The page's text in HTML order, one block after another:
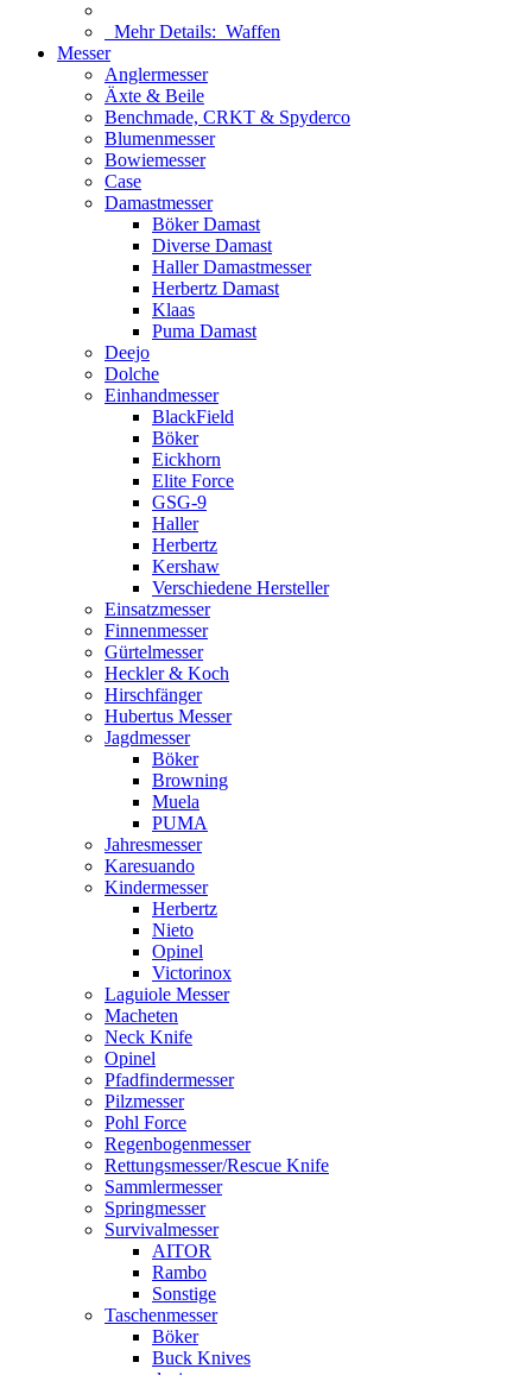
Mehr Details: Waffen
Messer
Anglermesser
Äxte & Beile
Benchmade, CRKT & Spyderco
Blumenmesser
Bowiemesser
Case
Damastmesser
Böker Damast
Diverse Damast
Haller Damastmesser
Herbertz Damast
Klaas
Puma Damast
Deejo
Dolche
Einhandmesser
BlackField
Böker
Eickhorn
Elite Force
GSG-9
Haller
Herbertz
Kershaw
Verschiedene Hersteller
Einsatzmesser
Finnenmesser
Gürtelmesser
Heckler & Koch
Hirschfänger
Hubertus Messer
Jagdmesser
Böker
Browning
Muela
PUMA
Jahresmesser
Karesuando
Kindermesser
Herbertz
Nieto
Opinel
Victorinox
Laguiole Messer
Macheten
Neck Knife
Opinel
Pfadfindermesser
Pilzmesser
Pohl Force
Regenbogenmesser
Rettungsmesser/Rescue Knife
Sammlermesser
Springmesser
Survivalmesser
AITOR
Rambo
Sonstige
Taschenmesser
Böker
Buck Knives